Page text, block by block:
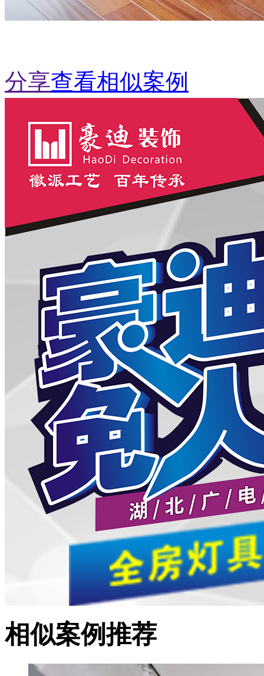
分享查看相似案例
相似案例推荐